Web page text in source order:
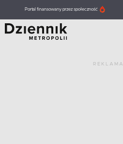
Portal finansowany przez społeczność
REKLAMA